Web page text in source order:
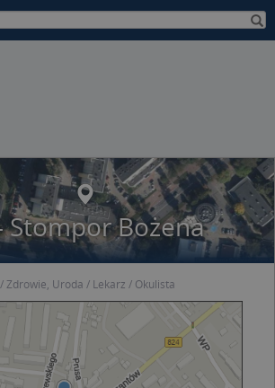
Stompor Bożena
Zdrowie, Uroda Lekarz Okulista